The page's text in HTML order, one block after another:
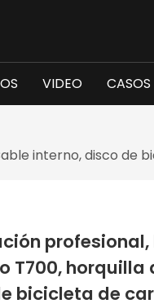
VIDEO CASOS
interno, disco de
T700, horquilla
bicicleta de